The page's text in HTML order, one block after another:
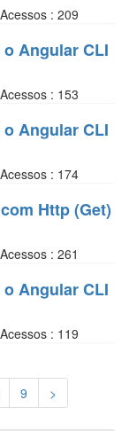
: 209
Angular CLI
: 153
Angular CLI
: 174
Http (Get)
: 261
Angular CLI
: 119
9 >